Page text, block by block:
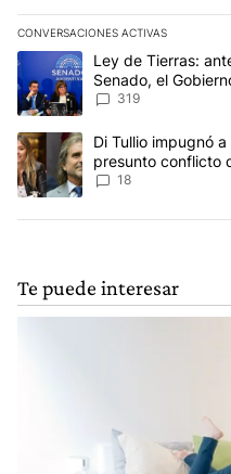
CONVERSACIONES ACTIVAS
Este listado muestra los
Un artículo de tendencia con
Ley de Tierras:
Senado, el
del proyecto
319
Un artículo de tendencia con
Di Tullio impugnó
presunto conflicto
Ley de Tierras
18